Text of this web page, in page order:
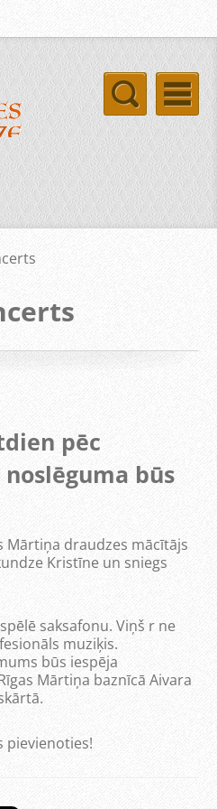
pēc
būs
Mārtiņa draudzes mācītājs
Kristīne un sniegs
saksafonu. Viņš r ne
muziķis.
būs iespēja
Mārtiņa baznīcā Aivara
pievienoties!